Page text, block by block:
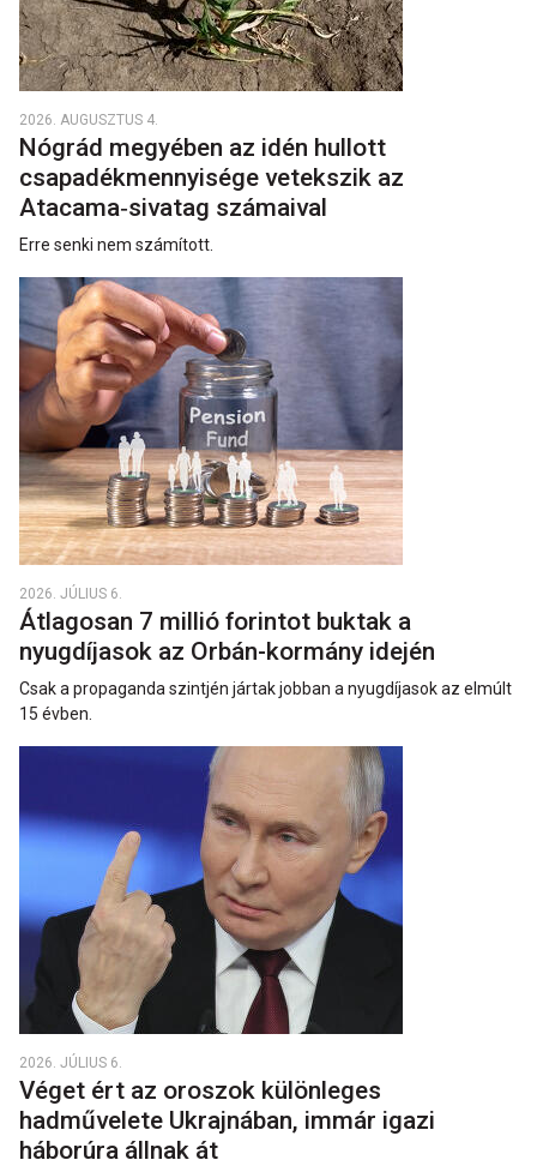
2026. AUGUSZTUS 4.
Nógrád megyében az idén hullott
csapadékmennyisége vetekszik az
Atacama‑sivatag számaival
Erre senki nem számított.
2026. JÚLIUS 6.
Átlagosan 7 millió forintot buktak a
nyugdíjasok az Orbán-kormány idején
Csak a propaganda szintjén jártak jobban a nyugdíjasok az elmúlt
15 évben.
2026. JÚLIUS 6.
Véget ért az oroszok különleges
hadművelete Ukrajnában, immár igazi
háborúra állnak át